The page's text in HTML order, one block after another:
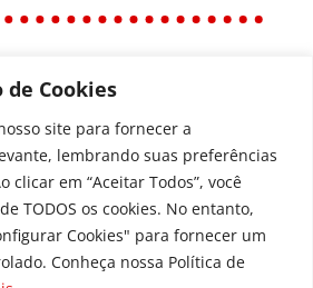
Cookies
site para fornecer a
lembrando suas preferências
clicar em “Aceitar Todos”, você
TODOS os cookies. No entanto,
Cookies" para fornecer um
Conheça nossa Política de
Política
de Privacidade
Acessibilidade
Reservados © | Associação dos
Hospital de Clínicas ®